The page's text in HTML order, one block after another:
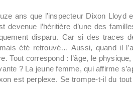
ans que l’inspecteur Dixon Lloyd
devenue l’héritière d’une des
disparu. Car si des traces
été retrouvé… Aussi, quand il
Tout correspond : l’âge, le
? La jeune femme, qui affirme
est perplexe. Se trompe-t-il du